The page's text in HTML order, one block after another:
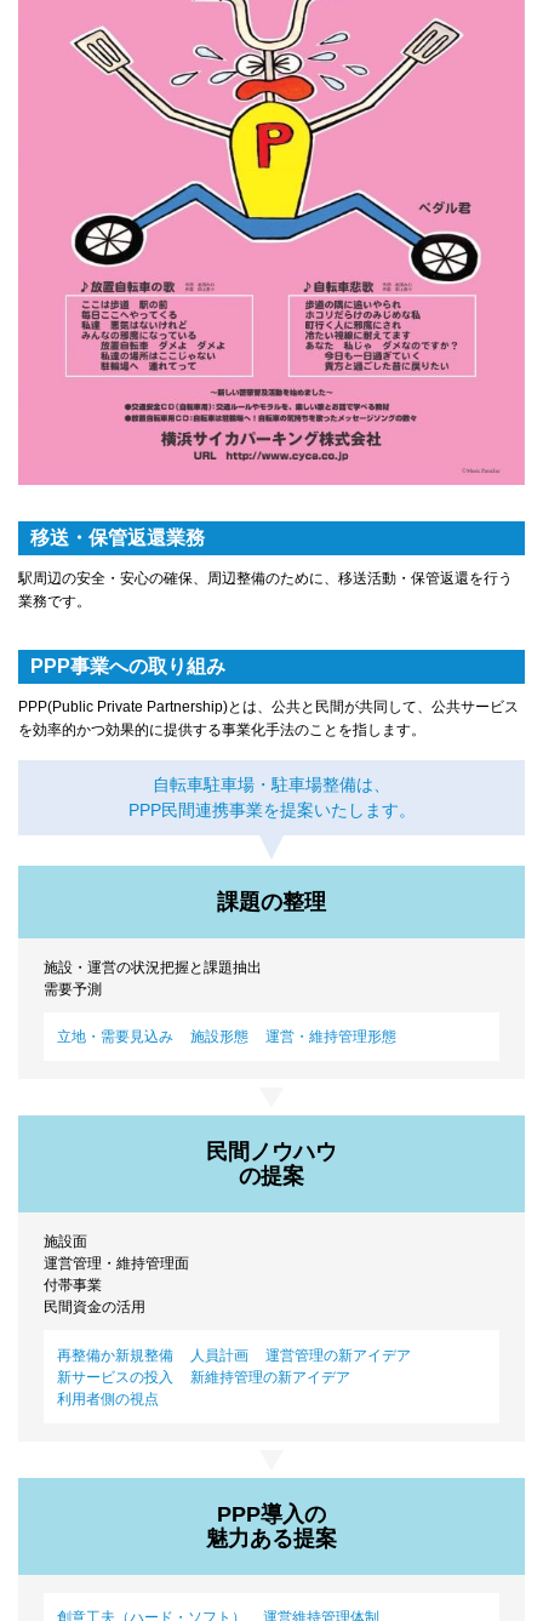
移送・保管返還業務
駅周辺の安全・安心の確保、周辺整備のために、移送活動・保管返還を行う
業務です。
PPP事業への取り組み
PPP(Public Private Partnership)とは、公共と民間が共同して、公共サービス
を効率的かつ効果的に提供する事業化手法のことを指します。
自転車駐車場・駐車場整備は、
PPP民間連携事業を提案いたします。
課題の整理
施設・運営の状況把握と課題抽出
需要予測
立地・需要見込み 施設形態 運営・維持管理形態
民間ノウハウ
の提案
施設面
運営管理・維持管理面
付帯事業
民間資金の活用
再整備か新規整備 人員計画
運営管理の新アイデア
新サービスの投入
新維持管理の新アイデア
利用者側の視点
PPP導入の
魅力ある提案
創意工夫（ハード・ソフト）
運営維持管理体制